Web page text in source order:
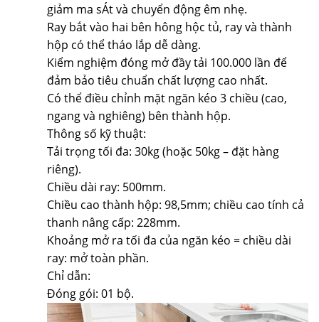
giảm ma sÁt và chuyển động êm nhẹ.
Ray bắt vào hai bên hông hộc tủ, ray và thành
hộp có thể tháo lắp dễ dàng.
Kiểm nghiệm đóng mở đầy tải 100.000 lần để
đảm bảo tiêu chuẩn chất lượng cao nhất.
Có thể điều chỉnh mặt ngăn kéo 3 chiều (cao,
ngang và nghiêng) bên thành hộp.
Thông số kỹ thuật:
Tải trọng tối đa: 30kg (hoặc 50kg – đặt hàng
riêng).
Chiều dài ray: 500mm.
Chiều cao thành hộp: 98,5mm; chiều cao tính cả
thanh nâng cấp: 228mm.
Khoảng mở ra tối đa của ngăn kéo = chiều dài
ray: mở toàn phần.
Chỉ dẫn:
Đóng gói: 01 bộ.